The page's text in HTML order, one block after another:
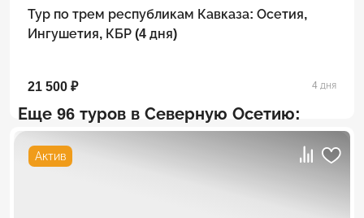
Тур по трем республикам Кавказа: Осетия,
Ингушетия, КБР (4 дня)
21 500 ₽ 4 дня
Еще 96 туров в Северную Осетию:
Актив